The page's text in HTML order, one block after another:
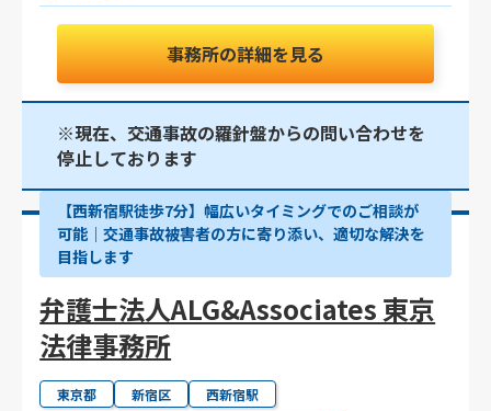
事務所の詳細を見る
※現在、交通事故の羅針盤からの問い合わせを
停止しております
【西新宿駅徒歩7分】幅広いタイミングでのご相談が
可能｜交通事故被害者の方に寄り添い、適切な解決を
目指します
弁護士法人ALG&Associates 東京
法律事務所
東京都 新宿区 西新宿駅